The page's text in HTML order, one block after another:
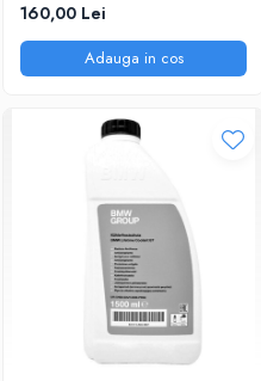
160,00 Lei
Adauga in cos